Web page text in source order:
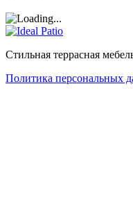
Стильная террасная
Политика персональных